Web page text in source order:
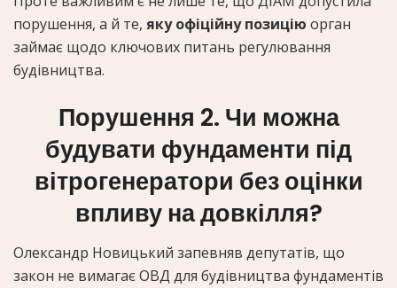
порушення, а й те, яку офіційну позицію орган
займає щодо ключових питань регулювання
будівництва.
Порушення 2. Чи можна
будувати фундаменти під
вітрогенератори без оцінки
впливу на довкілля?
Олександр Новицький запевняв депутатів, що
закон не вимагає ОВД для будівництва фундаментів